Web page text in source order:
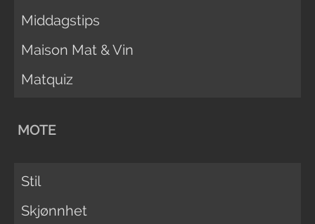
Middagstips
Maison Mat & Vin
Matquiz
MOTE
Stil
Skjønnhet